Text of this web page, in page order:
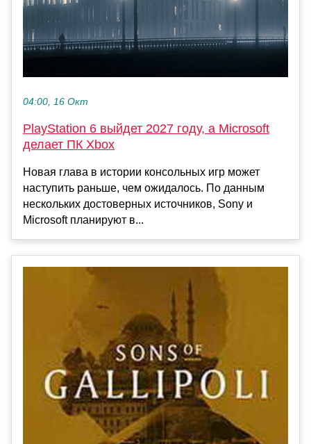
04:00, 16 Окт
PlayStation 6 выйдет 2027 году, а Microsoft
делает ПК Xbox
Новая глава в истории консольных игр может
наступить раньше, чем ожидалось. По данным
нескольких достоверных источников, Sony и
Microsoft планируют в...